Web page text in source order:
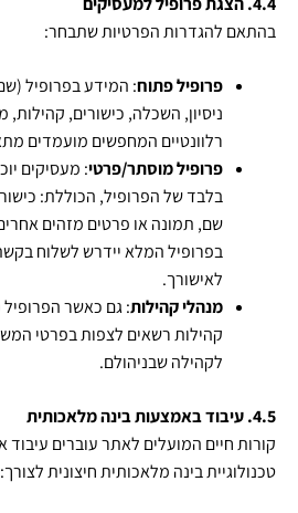
בהתאם להגדרות הפרטיות שתבחר:
פרופיל פתוח: המידע בפרופיל
ניסיון, השכלה, כישורים, קהילות,
רלוונטיים המחפשים מועמדים
פרופיל מוסתר/פרטי: מעסיקים
בלבד של הפרופיל, הכוללת:
שם, תמונה או פרטים מזהים
בפרופיל המלא יידרש לשלוח
לאישורך.
מנהלי קהילות: גם כאשר
קהילות רשאים לצפות בפרטי
לקהילה שבניהולם.
4.5. עיבוד באמצעות בינה מלאכותית
קורות חיים המועלים לאתר עוברים
טכנולוגיית בינה מלאכותית חיצונית לצורך: